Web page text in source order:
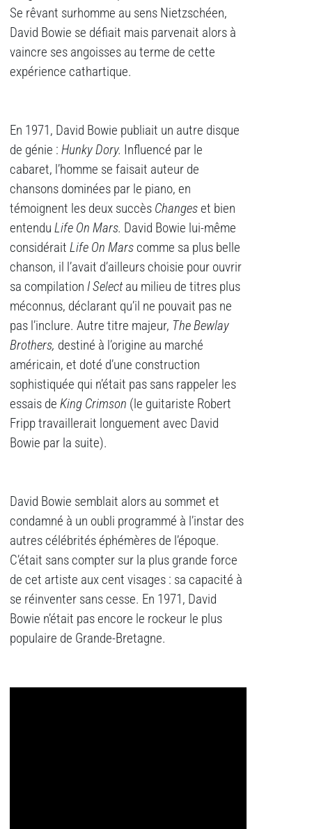
Se rêvant surhomme au sens Nietzschéen,
David Bowie se défiait mais parvenait alors à
vaincre ses angoisses au terme de cette
expérience cathartique.
En 1971, David Bowie publiait un autre disque
de génie : Hunky Dory. Influencé par le
cabaret, l’homme se faisait auteur de
chansons dominées par le piano, en
témoignent les deux succès Changes et bien
entendu Life On Mars. David Bowie lui-même
considérait Life On Mars comme sa plus belle
chanson, il l’avait d’ailleurs choisie pour ouvrir
sa compilation I Selectau milieu de titres plus
méconnus, déclarant qu’il ne pouvait pas ne
pas l’inclure. Autre titre majeur, The Bewlay
Brothers, destiné à l’origine au marché
américain, et doté d’une construction
sophistiquée qui n’était pas sans rappeler les
essais de King Crimson (le guitariste Robert
Fripp travaillerait longuement avec David
Bowie par la suite).
David Bowie semblait alors au sommet et
condamné à un oubli programmé à l’instar des
autres célébrités éphémères de l’époque.
C’était sans compter sur la plus grande force
de cet artiste aux cent visages : sa capacité à
se réinventer sans cesse. En 1971, David
Bowie n’était pas encore le rockeur le plus
populaire de Grande-Bretagne.